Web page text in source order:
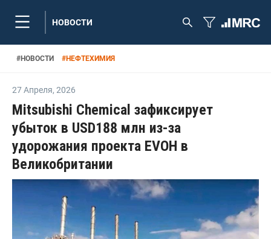
НОВОСТИ
#НОВОСТИ #НЕФТЕХИМИЯ
27 Апреля, 2026
Mitsubishi Chemical зафиксирует
убыток в USD188 млн из-за
удорожания проекта EVOH в
Великобритании